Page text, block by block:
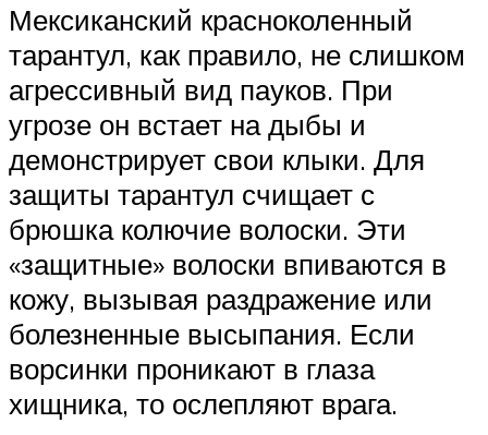
Мексиканский красноколенный
тарантул, как правило, не слишком
агрессивный вид пауков. При
угрозе он встает на дыбы и
демонстрирует свои клыки. Для
защиты тарантул счищает с
брюшка колючие волоски. Эти
«защитные» волоски впиваются в
кожу, вызывая раздражение или
болезненные высыпания. Если
ворсинки проникают в глаза
хищника, то ослепляют врага.